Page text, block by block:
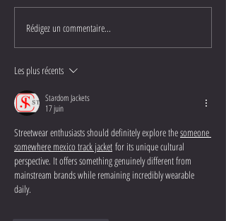
Rédigez un commentaire...
Les plus récents
Stardom Jackets
17 juin
Streetwear enthusiasts should definitely explore the someone
somewhere mexico track jacket for its unique cultural
perspective. It offers something genuinely different from
mainstream brands while remaining incredibly wearable
daily.